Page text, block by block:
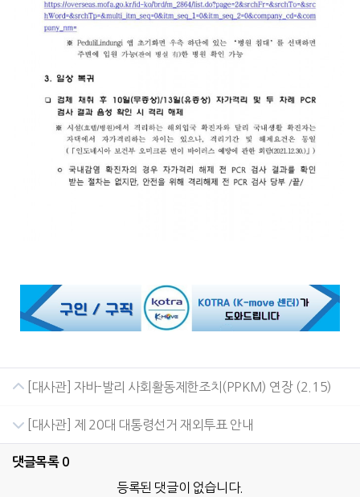
[대사관] 자바-발리 사회활동제한조치(PPKM) 연장 (2.15)
[대사관] 제 20대 대통령선거 재외투표 안내
댓글목록 0
등록된 댓글이 없습니다.